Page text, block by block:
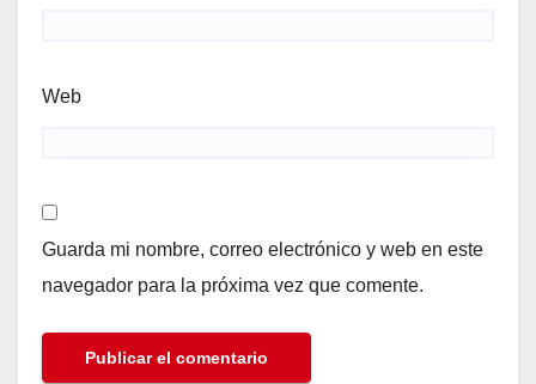
Web
Guarda mi nombre, correo electrónico y web en este
navegador para la próxima vez que comente.